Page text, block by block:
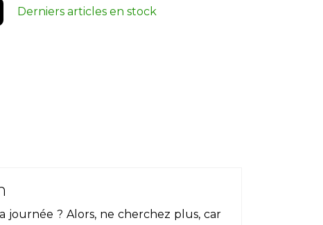
Derniers articles en stock
? Alors, ne cherchez plus, car